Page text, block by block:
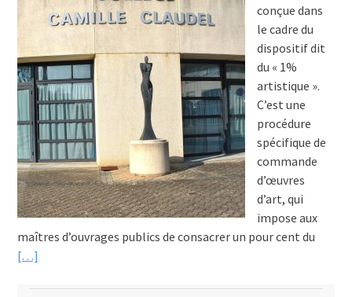
conçue dans
le cadre du
dispositif dit
du « 1%
artistique ».
C’est une
procédure
spécifique de
commande
d’œuvres
d’art, qui
impose aux
maîtres d’ouvrages publics de consacrer un pour cent du
[…]